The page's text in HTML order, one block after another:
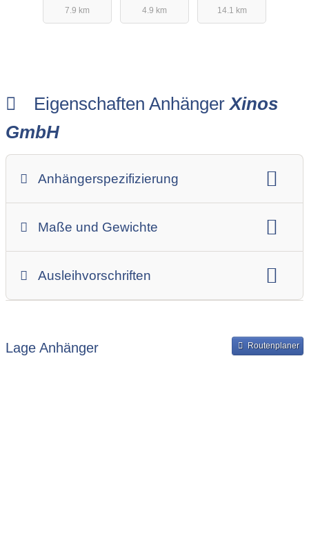
7.9 km
4.9 km
14.1 km
Eigenschaften Anhänger Xinos
GmbH
Anhängerspezifizierung
Maße und Gewichte
Ausleihvorschriften
Bereitstellung und Rückgabe des Anhängers
Lage Anhänger Routenplaner